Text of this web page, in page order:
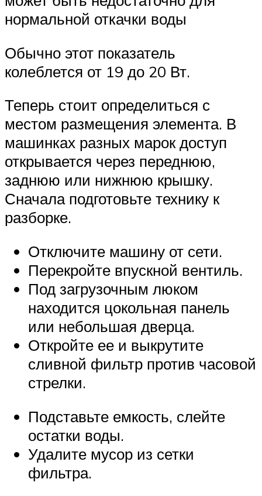
нормальной откачки воды
Обычно этот показатель
колеблется от 19 до 20 Вт.
Теперь стоит определиться с
местом размещения элемента. В
машинках разных марок доступ
открывается через переднюю,
заднюю или нижнюю крышку.
Сначала подготовьте технику к
разборке.
Отключите машину от сети.
Перекройте впускной вентиль.
Под загрузочным люком
находится цокольная панель
или небольшая дверца.
Откройте ее и выкрутите
сливной фильтр против часовой
стрелки.
Подставьте емкость, слейте
остатки воды.
Удалите мусор из сетки
фильтра.